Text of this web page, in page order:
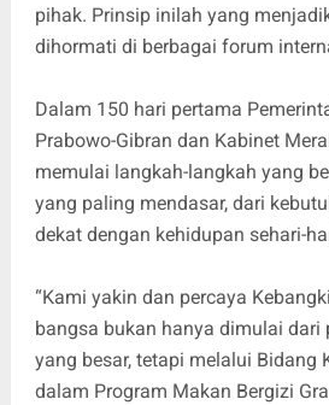
pihak. Prinsip inilah yang
dihormati di berbagai forum
Dalam 150 hari pertama
Prabowo-Gibran dan Kabinet
memulai langkah-langkah yang
yang paling mendasar, dari
dekat dengan kehidupan sehari-
“Kami yakin dan percaya
bangsa bukan hanya dimulai dari
yang besar, tetapi melalui Bidang
dalam Program Makan Bergizi